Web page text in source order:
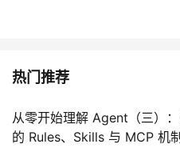
热门推荐
从零开始理解 Agent（三）
的 Rules、Skills 与 MCP 机制